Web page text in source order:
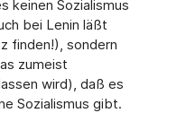
keinen Sozialismus
bei Lenin läßt
finden!), sondern
zumeist
wird), daß es
Sozialismus gibt.